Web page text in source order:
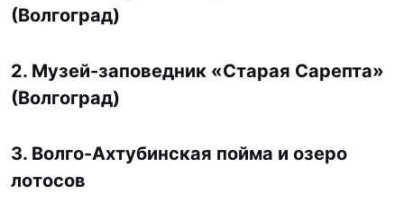
(Волгоград)
2. Музей-заповедник «Старая Сарепта»
(Волгоград)
3. Волго-Ахтубинская пойма и озеро
лотосов